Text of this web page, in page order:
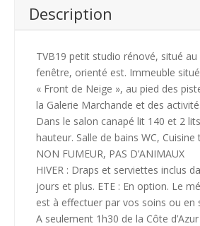
Description
TVB19 petit studio rénové, situé
fenêtre, orienté est. Immeuble situé
« Front de Neige », au pied des
la Galerie Marchande et des
Dans le salon canapé lit 140 et 2
hauteur. Salle de bains WC,
NON FUMEUR, PAS D’ANIMAUX
HIVER : Draps et serviettes inclus
jours et plus. ETE : En option. Le
est à effectuer par vos soins ou en
A seulement 1h30 de la Côte